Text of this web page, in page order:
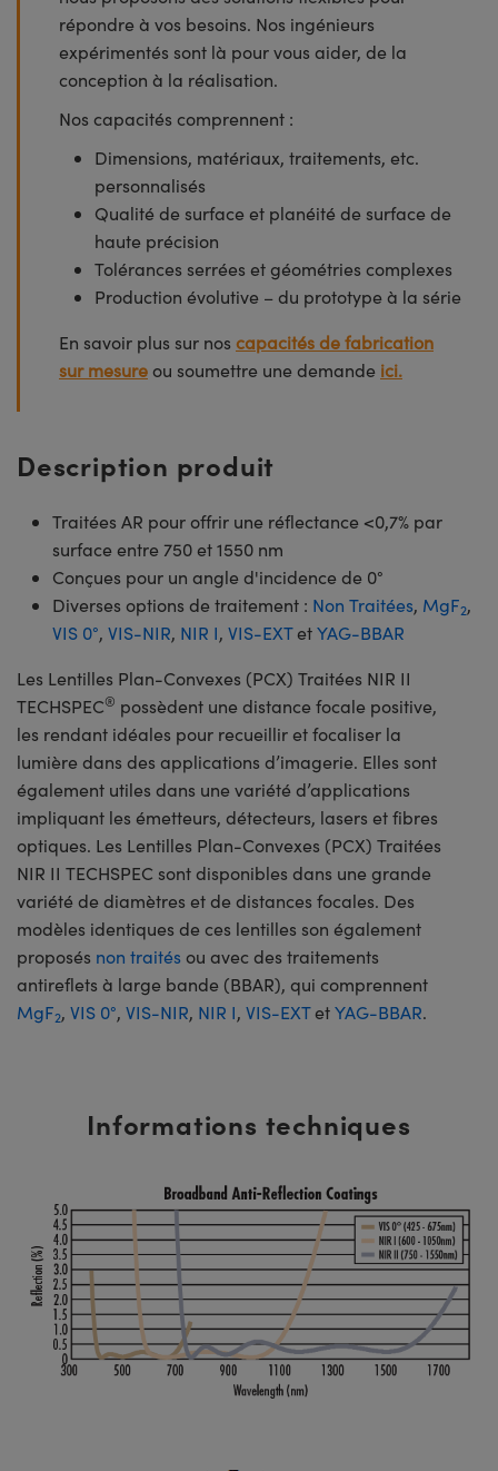
répondre à vos besoins. Nos ingénieurs
expérimentés sont là pour vous aider, de la
conception à la réalisation.
Nos capacités comprennent :
Dimensions, matériaux, traitements, etc.
personnalisés
Qualité de surface et planéité de surface de
haute précision
Tolérances serrées et géométries complexes
Production évolutive – du prototype à la série
En savoir plus sur nos capacités de fabrication
sur mesure ou soumettre une demande ici.
Description produit
Traitées AR pour offrir une réflectance <0,7% par
surface entre 750 et 1550 nm
Conçues pour un angle d'incidence de 0°
Diverses options de traitement : Non Traitées, MgF2,
VIS 0°, VIS-NIR, NIR I, VIS-EXTetYAG-BBAR
Les Lentilles Plan-Convexes (PCX) Traitées NIR II
TECHSPEC® possèdent une distance focale positive,
les rendant idéales pour recueillir et focaliser la
lumière dans des applications d’imagerie. Elles sont
également utiles dans une variété d’applications
impliquant les émetteurs, détecteurs, lasers et fibres
optiques. Les Lentilles Plan-Convexes (PCX) Traitées
NIR II TECHSPEC sont disponibles dans une grande
variété de diamètres et de distances focales. Des
modèles identiques de ces lentilles son également
proposés non traités ou avec des traitements
antireflets à large bande (BBAR), qui comprennent
MgF2, VIS 0°, VIS-NIR, NIR I, VIS-EXTetYAG-BBAR.
Informations techniques